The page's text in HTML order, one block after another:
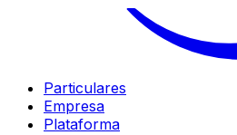
Particulares
Empresa
Plataforma